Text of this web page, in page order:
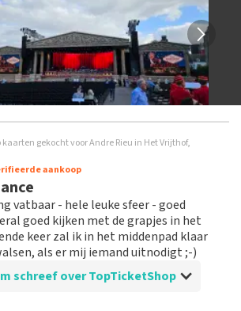
kaarten gekocht voor Andre Rieu in Het Vrijthof,
aankoop
vatbaar - hele leuke sfeer - goed
goed kijken met de grapjes in het
keer zal ik in het middenpad klaar
als er mij iemand uitnodigt ;-)
schreef over TopTicketShop